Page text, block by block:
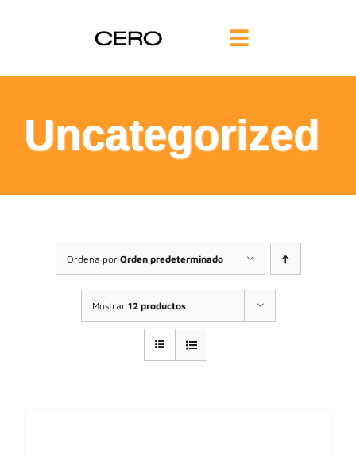
Toggle
Navigation
FILOSOFÍA
TE AYUDAMOS
FORMACIÓN
COMUNIDAD
Uncategorized
Ordena por Orden predeterminado
Mostrar 12 productos